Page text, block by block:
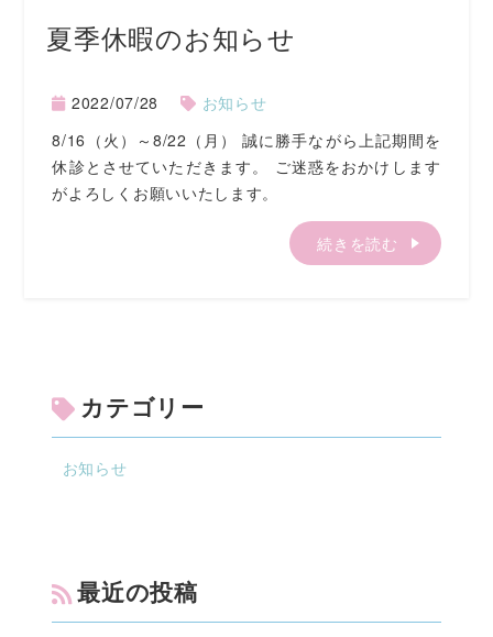
夏季休暇のお知らせ
2022/07/28
お知らせ
8/16（火）～8/22（月） 誠に勝手ながら上記期間を
休診とさせていただきます。 ご迷惑をおかけします
がよろしくお願いいたします。
続きを読む
カテゴリー
お知らせ
最近の投稿